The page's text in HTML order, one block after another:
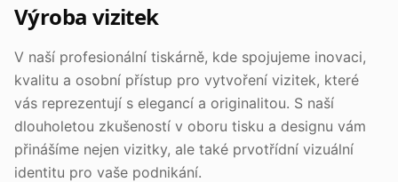
Výroba vizitek
V naší profesionální tiskárně, kde spojujeme inovaci,
kvalitu a osobní přístup pro vytvoření vizitek, které
vás reprezentují s elegancí a originalitou. S naší
dlouholetou zkušeností v oboru tisku a designu vám
přinášíme nejen vizitky, ale také prvotřídní vizuální
identitu pro vaše podnikání.